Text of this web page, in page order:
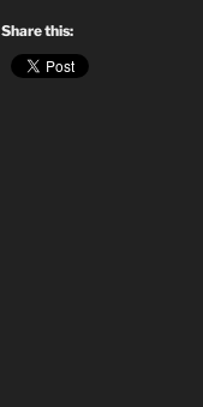
Share this: